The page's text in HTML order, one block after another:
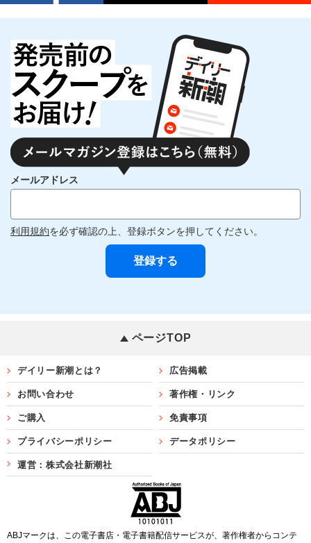
メールアドレス
利用規約を必ず確認の上、登録ボタンを押してください。
ページTOP
デイリー新潮とは？ 広告掲載
お問い合わせ 著作権・リンク
ご購入 免責事項
プライバシーポリシー データポリシー
運営：株式会社新潮社
ABJマークは、この電子書店・電子書籍配信サービスが、著作権者からコンテ